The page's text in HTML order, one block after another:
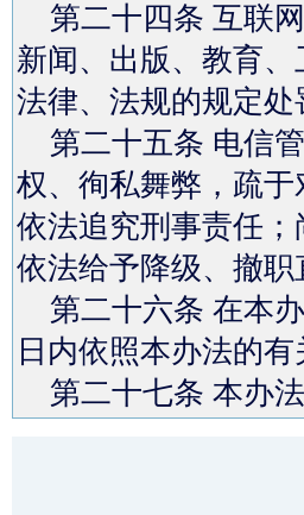
第二十四条 互联
新闻、出版、教育
法律、法规的规定处
第二十五条 电信
权、徇私舞弊，疏
依法追究刑事责任
依法给予降级、撤
第二十六条 在本
日内依照本办法的
第二十七条 本办